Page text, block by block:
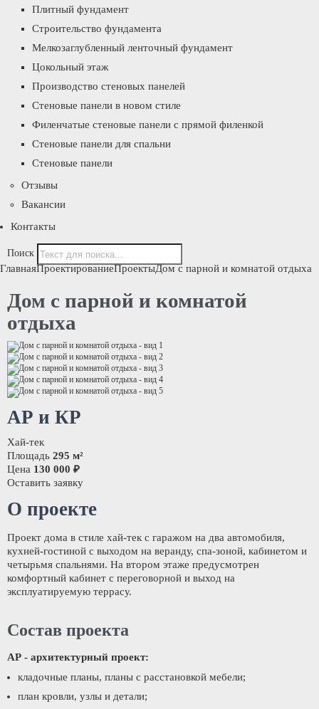
Плитный фундамент
Строительство фундамента
Мелкозаглубленный ленточный фундамент
Цокольный этаж
Производство стеновых панелей
Стеновые панели в новом стиле
Филенчатые стеновые панели с прямой филенкой
Стеновые панели для спальни
Стеновые панели
Отзывы
Вакансии
Контакты
Поиск
ГлавнаяПроектированиеПроектыДом с парной и комнатой отдыха
Дом с парной и комнатой
отдыха
АР и КР
Хай-тек
Площадь 295 м²
Цена 130 000 ₽
Оставить заявку
О проекте
Проект дома в стиле хай-тек с гаражом на два автомобиля,
кухней-гостиной с выходом на веранду, спа-зоной, кабинетом и
четырьмя спальнями. На втором этаже предусмотрен
комфортный кабинет с переговорной и выход на
эксплуатируемую террасу.
Состав проекта
АР - архитектурный проект:
кладочные планы, планы с расстановкой мебели;
план кровли, узлы и детали;